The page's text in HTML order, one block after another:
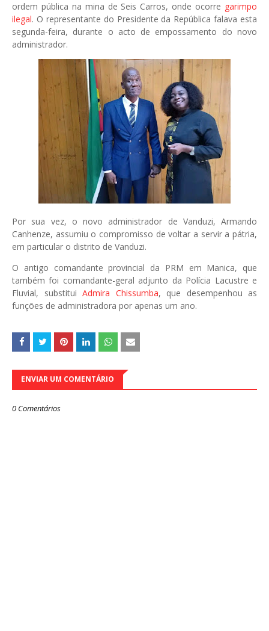
ordem pública na mina de Seis Carros, onde ocorre garimpo
ilegal. O representante do Presidente da República falava esta
segunda-feira, durante o acto de empossamento do novo
administrador.
Por sua vez, o novo administrador de Vanduzi, Armando
Canhenze, assumiu o compromisso de voltar a servir a pátria,
em particular o distrito de Vanduzi.
O antigo comandante provincial da PRM em Manica, que
também foi comandante-geral adjunto da Polícia Lacustre e
Fluvial, substitui Admira Chissumba, que desempenhou as
funções de administradora por apenas um ano.
ENVIAR UM COMENTÁRIO
0 Comentários